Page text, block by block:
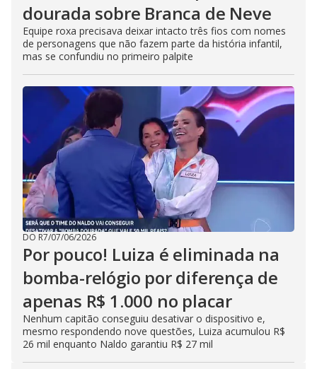
dourada sobre Branca de Neve
Equipe roxa precisava deixar intacto três fios com nomes
de personagens que não fazem parte da história infantil,
mas se confundiu no primeiro palpite
DO R7/07/06/2026
Por pouco! Luiza é eliminada na
bomba-relógio por diferença de
apenas R$ 1.000 no placar
Nenhum capitão conseguiu desativar o dispositivo e,
mesmo respondendo nove questões, Luiza acumulou R$
26 mil enquanto Naldo garantiu R$ 27 mil